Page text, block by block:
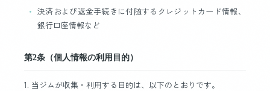
決済および返金手続きに付随するクレジットカード情報、
銀行口座情報など
第2条（個人情報の利用目的）
1. 当ジムが収集・利用する目的は、以下のとおりです。